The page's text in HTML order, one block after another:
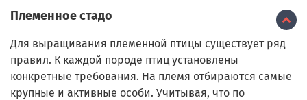
Племенное стадо
Для выращивания племенной птицы существует ряд
правил. К каждой породе птиц установлены
конкретные требования. На племя отбираются самые
крупные и активные особи. Учитывая, что по